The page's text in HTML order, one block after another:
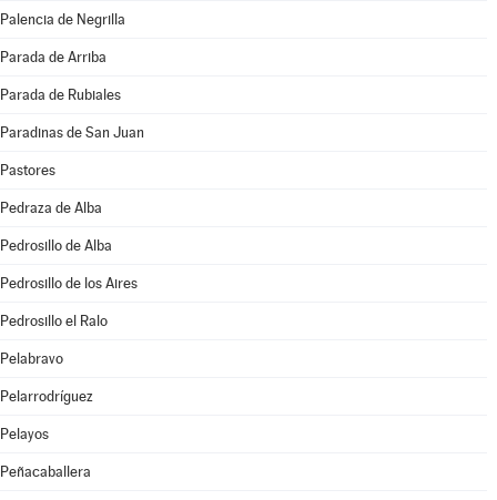
Palencia de Negrilla
Parada de Arriba
Parada de Rubiales
Paradinas de San Juan
Pastores
Pedraza de Alba
Pedrosillo de Alba
Pedrosillo de los Aires
Pedrosillo el Ralo
Pelabravo
Pelarrodríguez
Pelayos
Peñacaballera